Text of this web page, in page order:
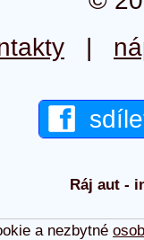
|
Ráj aut -
a nezbytné